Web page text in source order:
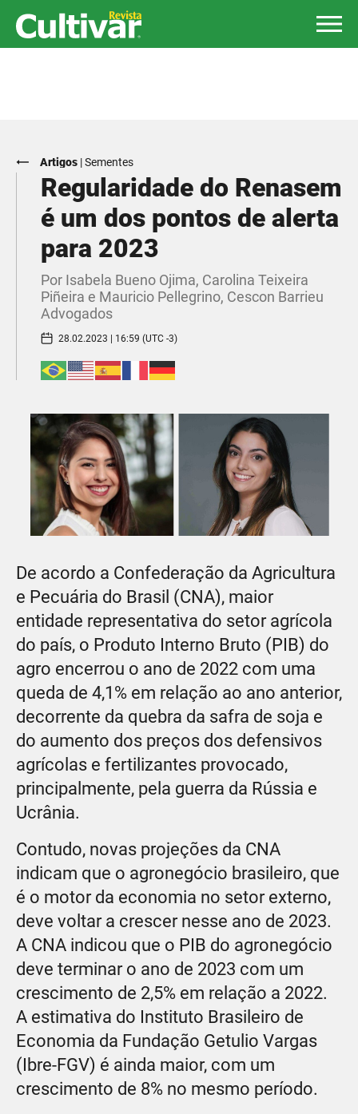
Artigos |Sementes
Regularidade do Renasem
é um dos pontos de alerta
para 2023
Por Isabela Bueno Ojima, Carolina Teixeira
Piñeira e Mauricio Pellegrino, Cescon Barrieu
Advogados
28.02.2023 | 16:59 (UTC -3)
De acordo a Confederação da Agricultura
e Pecuária do Brasil (CNA), maior
entidade representativa do setor agrícola
do país, o Produto Interno Bruto (PIB) do
agro encerrou o ano de 2022 com uma
queda de 4,1% em relação ao ano anterior,
decorrente da quebra da safra de soja e
do aumento dos preços dos defensivos
agrícolas e fertilizantes provocado,
principalmente, pela guerra da Rússia e
Ucrânia.
Contudo, novas projeções da CNA
indicam que o agronegócio brasileiro, que
é o motor da economia no setor externo,
deve voltar a crescer nesse ano de 2023.
A CNA indicou que o PIB do agronegócio
deve terminar o ano de 2023 com um
crescimento de 2,5% em relação a 2022.
A estimativa do Instituto Brasileiro de
Economia da Fundação Getulio Vargas
(Ibre-FGV) é ainda maior, com um
crescimento de 8% no mesmo período.